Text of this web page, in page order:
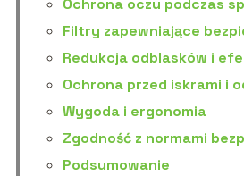
Ochrona oczu podczas
Filtry zapewniające
Redukcja odblasków i
Ochrona przed iskrami i
Wygoda i ergonomia
Zgodność z normami
Podsumowanie